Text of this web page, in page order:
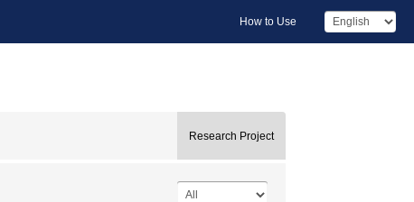
How to Use
Research Project